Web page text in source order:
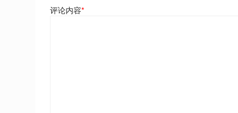
评论内容*